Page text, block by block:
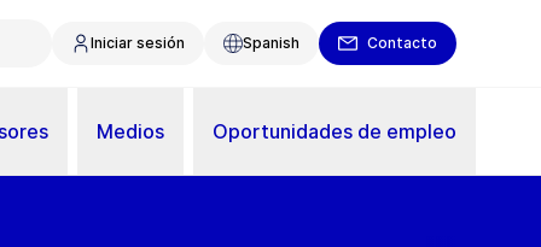
Iniciar sesión Spanish Contacto
Medios Oportunidades de empleo